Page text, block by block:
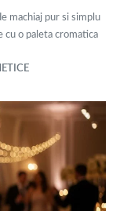
machiaj pur si simplu
cu o paleta cromatica